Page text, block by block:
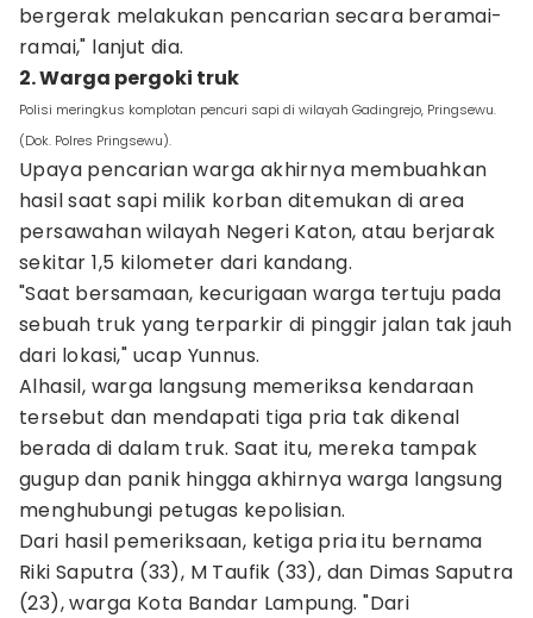
bergerak melakukan pencarian secara beramai-
ramai," lanjut dia.
2. Warga pergoki truk
Polisi meringkus komplotan pencuri sapi di wilayah Gadingrejo, Pringsewu.
(Dok. Polres Pringsewu).
Upaya pencarian warga akhirnya membuahkan
hasil saat sapi milik korban ditemukan di area
persawahan wilayah Negeri Katon, atau berjarak
sekitar 1,5 kilometer dari kandang.
"Saat bersamaan, kecurigaan warga tertuju pada
sebuah truk yang terparkir di pinggir jalan tak jauh
dari lokasi," ucap Yunnus.
Alhasil, warga langsung memeriksa kendaraan
tersebut dan mendapati tiga pria tak dikenal
berada di dalam truk. Saat itu, mereka tampak
gugup dan panik hingga akhirnya warga langsung
menghubungi petugas kepolisian.
Dari hasil pemeriksaan, ketiga pria itu bernama
Riki Saputra (33), M Taufik (33), dan Dimas Saputra
(23), warga Kota Bandar Lampung. "Dari